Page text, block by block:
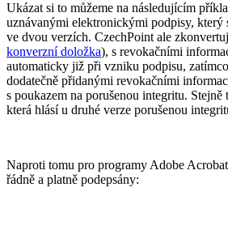
Ukázat si to můžeme na následujícím
uznávanými elektronickými podpisy, který
ve dvou verzích. CzechPoint ale
konverzní doložka), s revokačními
automaticky již při vzniku podpisu,
dodatečně přidanými revokačními
s poukazem na porušenou integritu. Stejně
která hlásí u druhé verze porušenou
Naproti tomu pro programy Adobe
řádně a platně podepsány: